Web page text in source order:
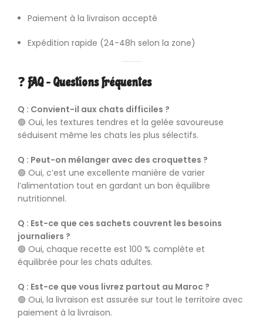
Paiement à la livraison accepté
Expédition rapide (24-48h selon la zone)
❓FAQ – Questions fréquentes
Q : Convient-il aux chats difficiles ?
🟢 Oui, les textures tendres et la gelée savoureuse
séduisent même les chats les plus sélectifs.
Q : Peut-on mélanger avec des croquettes ?
🟢 Oui, c’est une excellente manière de varier
l’alimentation tout en gardant un bon équilibre
nutritionnel.
Q : Est-ce que ces sachets couvrent les besoins
journaliers ?
🟢 Oui, chaque recette est 100 % complète et
équilibrée pour les chats adultes.
Q : Est-ce que vous livrez partout au Maroc ?
🟢 Oui, la livraison est assurée sur tout le territoire avec
paiement à la livraison.